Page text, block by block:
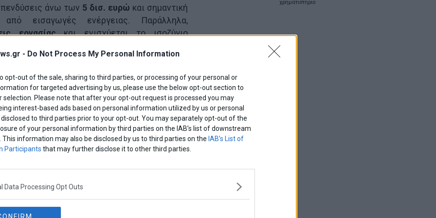
- Do Not Process My Personal Information
opt-out of the sale, sharing to third parties, or processing of your personal or
for targeted advertising by us, please use the below opt-out section to
selection. Please note that after your opt-out request is processed you may
interest-based ads based on personal information utilized by us or personal
to third parties prior to your opt-out. You may separately opt-out of the
of your personal information by third parties on the IAB’s list of downstream
This information may also be disclosed by us to third parties on the IAB’s List of
Participants that may further disclose it to other third parties.
Data Processing Opt Outs
άνω των 5 δισ. ευρώ και σημαντική
εισαγωγές ενέργειας. Παράλληλα,
εργασίαςκαι ενισχύεται το ισοζύγιο
δια του Σταύρου Παπασταύρου, κάνει λόγο για
ότι η ενέργεια εξελίσσεται σεστρατηγικό
αν οι εκτιμήσεις θα επιβεβαιωθούν στην
μπορεί να αποτελέσει τον καταλύτη για
και οικονομικής ισχύοςγια την
Share This
χρηματιστηριο